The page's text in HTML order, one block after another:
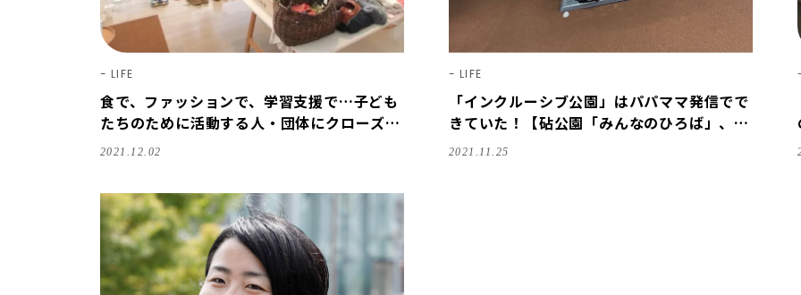
LIFE
食で、ファッションで、学習支援で…子ども
たちのために活動する人・団体にクローズア
ップ！
2021.12.02
LIFE
「インクルーシブ公園」はパパママ発信でで
きていた！【砧公園「みんなのひろば」、
「としまキッズパーク」】
2021.11.25